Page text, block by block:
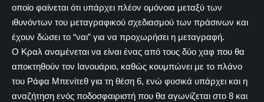
οποίο φαίνεται ότι υπάρχει πλέον ομόνοια μεταξύ των
ιθυνόντων του μεταγραφικού σχεδιασμού των πράσινων και
έχουν δώσει το “ναι” για να προχωρήσει η μεταγραφή.
Ο Κραλ αναμένεται να είναι ένας από τους δύο χαφ που θα
αποκτηθούν τον Ιανουάριο, καθώς κουμπώνει με το πλάνο
του Ράφα Μπενίτεθ για τη θέση 6, ενώ φυσικά υπάρχει και η
αναζήτηση ενός ποδοσφαιριστή που θα αγωνίζεται στο 8 και